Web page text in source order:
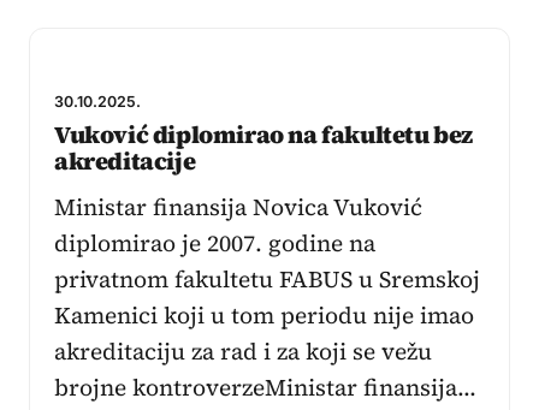
30.10.2025.
Vuković diplomirao na fakultetu bez
akreditacije
Ministar finansija Novica Vuković
diplomirao je 2007. godine na
privatnom fakultetu FABUS u Sremskoj
Kamenici koji u tom periodu nije imao
akreditaciju za rad i za koji se vežu
brojne kontroverzeMinistar finansija…